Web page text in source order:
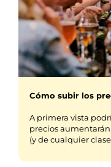
Cómo subir los
A primera vista
precios
(y de cualquier